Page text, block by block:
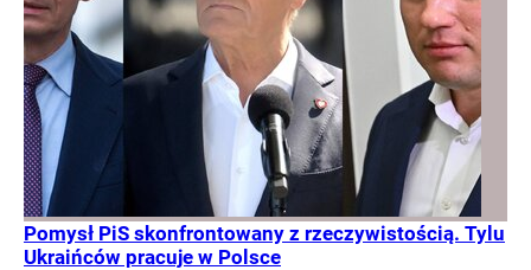
Pomysł PiS skonfrontowany z rzeczywistością. Tylu
Ukraińców pracuje w Polsce